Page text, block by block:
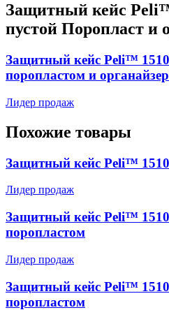
Защитный кейс
пустой Поропласт и
Защитный кейс Peli™
поропластом и
Лидер продаж
Похожие товары
Защитный кейс Peli™
Лидер продаж
Защитный кейс Peli™
поропластом
Лидер продаж
Защитный кейс Peli™
поропластом